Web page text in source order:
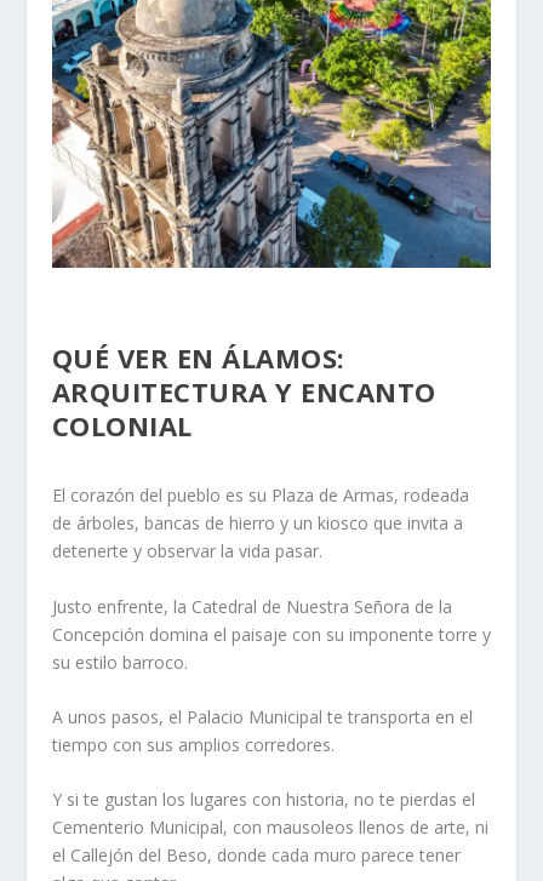
QUÉ VER EN ÁLAMOS:
ARQUITECTURA Y ENCANTO
COLONIAL
El corazón del pueblo es su Plaza de Armas, rodeada
de árboles, bancas de hierro y un kiosco que invita a
detenerte y observar la vida pasar.
Justo enfrente, la Catedral de Nuestra Señora de la
Concepción domina el paisaje con su imponente torre y
su estilo barroco.
A unos pasos, el Palacio Municipal te transporta en el
tiempo con sus amplios corredores.
Y si te gustan los lugares con historia, no te pierdas el
Cementerio Municipal, con mausoleos llenos de arte, ni
el Callejón del Beso, donde cada muro parece tener